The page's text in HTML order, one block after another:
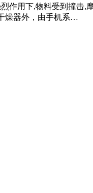
用下,物料受到撞击
燥器外，由手机系…